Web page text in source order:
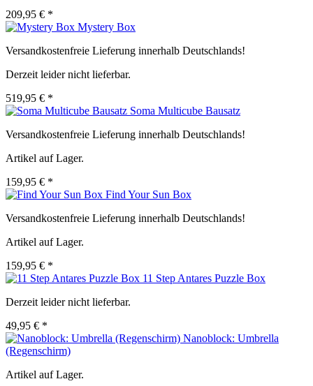
209,95 € *
Mystery Box
Versandkostenfreie Lieferung innerhalb Deutschlands!
Derzeit leider nicht lieferbar.
519,95 € *
Soma Multicube Bausatz
Versandkostenfreie Lieferung innerhalb Deutschlands!
Artikel auf Lager.
159,95 € *
Find Your Sun Box
Versandkostenfreie Lieferung innerhalb Deutschlands!
Artikel auf Lager.
159,95 € *
11 Step Antares Puzzle Box
Derzeit leider nicht lieferbar.
49,95 € *
Nanoblock: Umbrella
(Regenschirm)
Artikel auf Lager.